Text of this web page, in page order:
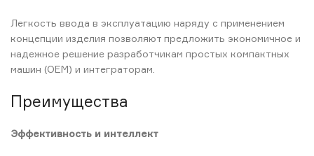
Легкость ввода в эксплуатацию наряду с применением
концепции изделия позволяют предложить экономичное и
надежное решение разработчикам простых компактных
машин (OEM) и интеграторам.
Преимущества
Эффективность и интеллект